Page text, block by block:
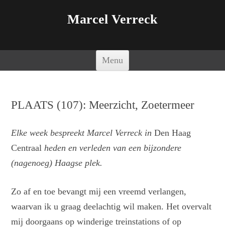
Marcel Verreck
Menu
PLAATS (107): Meerzicht, Zoetermeer
Elke week bespreekt Marcel Verreck in Den Haag
Centraal heden en verleden van een bijzondere
(nagenoeg) Haagse plek.
Zo af en toe bevangt mij een vreemd verlangen,
waarvan ik u graag deelachtig wil maken. Het overvalt
mij doorgaans op winderige treinstations of op